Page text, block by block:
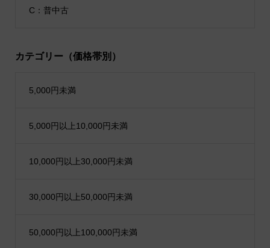
C：普中古
カテゴリー（価格帯別）
5,000円未満
5,000円以上10,000円未満
10,000円以上30,000円未満
30,000円以上50,000円未満
50,000円以上100,000円未満